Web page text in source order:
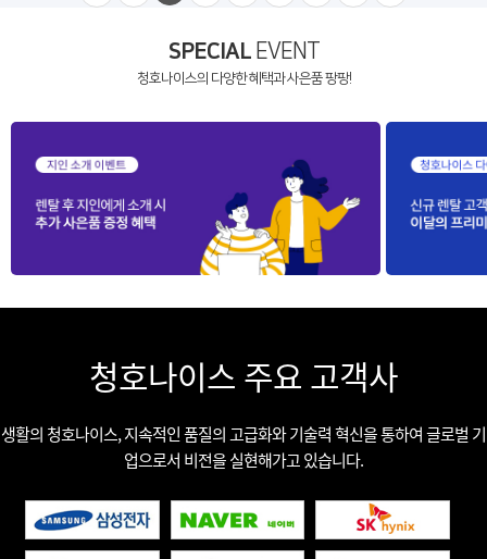
SPECIALEVENT
청호나이스의 다양한 혜택과 사은품 팡팡!
청호나이스 주요 고객사
생활의 청호나이스, 지속적인 품질의 고급화와 기술력 혁신을 통하여 글로벌 기
업으로서 비전을 실현해가고 있습니다.